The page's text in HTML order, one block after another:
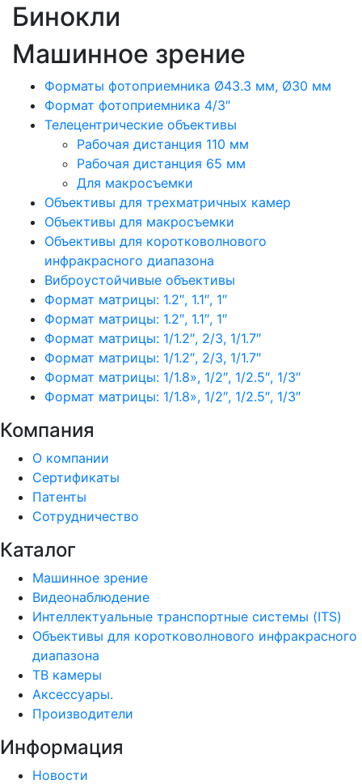
Бинокли
Машинное зрение
Форматы фотоприемника Ø43.3 мм, Ø30 мм
Формат фотоприемника 4/3″
Телецентрические объективы
Рабочая дистанция 110 мм
Рабочая дистанция 65 мм
Для макросъемки
Объективы для трехматричных камер
Объективы для макросъемки
Объективы для коротковолнового
инфракрасного диапазона
Виброустойчивые объективы
Формат матрицы: 1.2″, 1.1″, 1″
Формат матрицы: 1.2″, 1.1″, 1″
Формат матрицы: 1/1.2″, 2/3, 1/1.7″
Формат матрицы: 1/1.2″, 2/3, 1/1.7″
Формат матрицы: 1/1.8», 1/2″, 1/2.5″, 1/3″
Формат матрицы: 1/1.8», 1/2″, 1/2.5″, 1/3″
Компания
О компании
Сертификаты
Патенты
Сотрудничество
Каталог
Машинное зрение
Видеонаблюдение
Интеллектуальные транспортные системы (ITS)
Объективы для коротковолнового инфракрасного
диапазона
ТВ камеры
Аксессуары.
Производители
Информация
Новости